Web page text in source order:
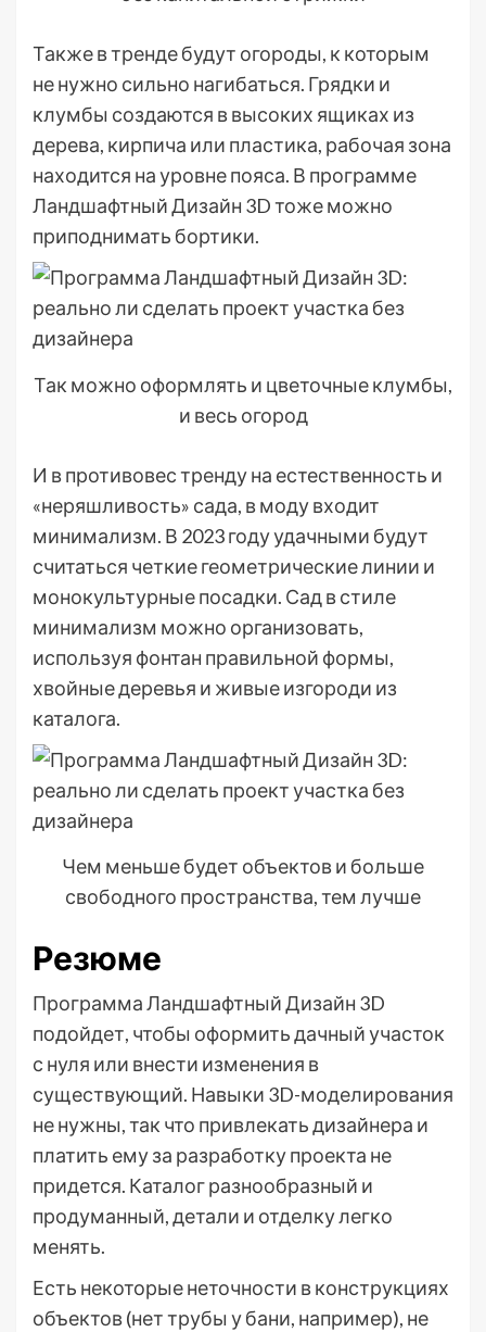
Также в тренде будут огороды, к которым
не нужно сильно нагибаться. Грядки и
клумбы создаются в высоких ящиках из
дерева, кирпича или пластика, рабочая зона
находится на уровне пояса. В программе
Ландшафтный Дизайн 3D тоже можно
приподнимать бортики.
Так можно оформлять и цветочные клумбы,
и весь огород
И в противовес тренду на естественность и
«неряшливость» сада, в моду входит
минимализм. В 2023 году удачными будут
считаться четкие геометрические линии и
монокультурные посадки. Сад в стиле
минимализм можно организовать,
используя фонтан правильной формы,
хвойные деревья и живые изгороди из
каталога.
Чем меньше будет объектов и больше
свободного пространства, тем лучше
Резюме
Программа Ландшафтный Дизайн 3D
подойдет, чтобы оформить дачный участок
с нуля или внести изменения в
существующий. Навыки 3D-моделирования
не нужны, так что привлекать дизайнера и
платить ему за разработку проекта не
придется. Каталог разнообразный и
продуманный, детали и отделку легко
менять.
Есть некоторые неточности в конструкциях
объектов (нет трубы у бани, например), не